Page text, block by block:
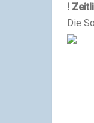
!
Die